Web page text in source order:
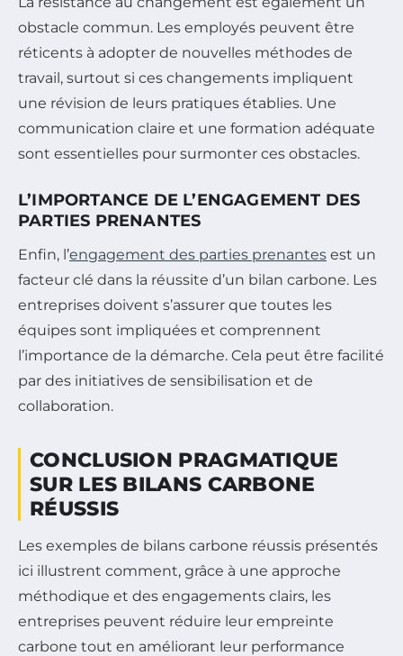
obstacle commun. Les employés peuvent être
réticents à adopter de nouvelles méthodes de
travail, surtout si ces changements impliquent
une révision de leurs pratiques établies. Une
communication claire et une formation adéquate
sont essentielles pour surmonter ces obstacles.
L’IMPORTANCE DE L’ENGAGEMENT DES
PARTIES PRENANTES
Enfin, l’engagement des parties prenantes est un
facteur clé dans la réussite d’un bilan carbone. Les
entreprises doivent s’assurer que toutes les
équipes sont impliquées et comprennent
l’importance de la démarche. Cela peut être facilité
par des initiatives de sensibilisation et de
collaboration.
CONCLUSION PRAGMATIQUE
SUR LES BILANS CARBONE
RÉUSSIS
Les exemples de bilans carbone réussis présentés
ici illustrent comment, grâce à une approche
méthodique et des engagements clairs, les
entreprises peuvent réduire leur empreinte
carbone tout en améliorant leur performance